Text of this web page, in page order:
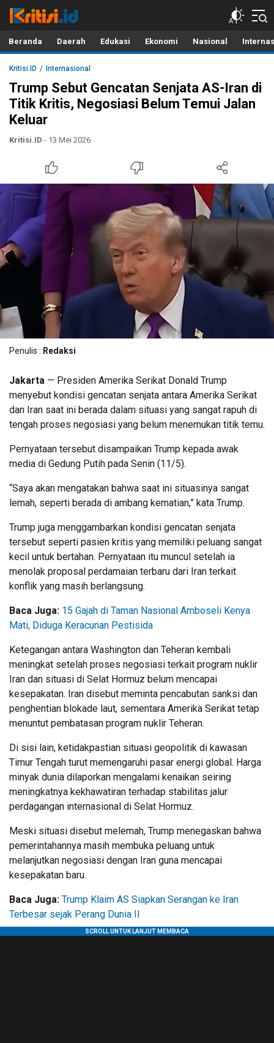
Kritisi.ID
Kritik untuk Negeri!
Beranda Daerah Edukasi Ekonomi Nasional
Kritisi.ID Internasional
Trump Sebut Gencatan Senjata AS-Iran di
Titik Kritis, Negosiasi Belum Temui Jalan
Keluar
Kritisi.ID - 13 Mei 2026
Penulis : Redaksi
Jakarta — Presiden Amerika Serikat Donald Trump
menyebut kondisi gencatan senjata antara Amerika Serikat
dan Iran saat ini berada dalam situasi yang sangat rapuh di
tengah proses negosiasi yang belum menemukan titik temu.
Pernyataan tersebut disampaikan Trump kepada awak
media di Gedung Putih pada Senin (11/5).
“Saya akan mengatakan bahwa saat ini situasinya sangat
lemah, seperti berada di ambang kematian,” kata Trump.
Trump juga menggambarkan kondisi gencatan senjata
tersebut seperti pasien kritis yang memiliki peluang sangat
kecil untuk bertahan. Pernyataan itu muncul setelah ia
menolak proposal perdamaian terbaru dari Iran terkait
konflik yang masih berlangsung.
Baca Juga: 15 Gajah di Taman Nasional Amboseli Kenya
Mati, Diduga Keracunan Pestisida
Ketegangan antara Washington dan Teheran kembali
meningkat setelah proses negosiasi terkait program nuklir
Iran dan situasi di Selat Hormuz belum mencapai
kesepakatan. Iran disebut meminta pencabutan sanksi dan
penghentian blokade laut, sementara Amerika Serikat tetap
menuntut pembatasan program nuklir Teheran.
Di sisi lain, ketidakpastian situasi geopolitik di kawasan
Timur Tengah turut memengaruhi pasar energi global. Harga
minyak dunia dilaporkan mengalami kenaikan seiring
meningkatnya kekhawatiran terhadap stabilitas jalur
perdagangan internasional di Selat Hormuz.
Meski situasi disebut melemah, Trump menegaskan bahwa
pemerintahannya masih membuka peluang untuk
melanjutkan negosiasi dengan Iran guna mencapai
kesepakatan baru.
Baca Juga: Trump Klaim AS Siapkan Serangan ke Iran
Terbesar sejak Perang Dunia II